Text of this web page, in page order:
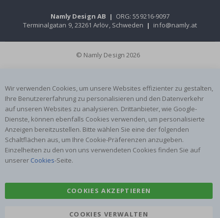
Namly Design AB | ORG: 559216-9097
Terminalgatan 9, 23261 Arlöv, Schweden | info@namly.at
© Namly Design 2026
Wir verwenden Cookies, um unsere Websites effizienter zu gestalten,
Ihre Benutzererfahrung zu personalisieren und den Datenverkehr
auf unseren Websites zu analysieren. Drittanbieter, wie Google-
Dienste, können ebenfalls Cookies verwenden, um personalisierte
Anzeigen bereitzustellen. Bitte wählen Sie eine der folgenden
Schaltflächen aus, um Ihre Cookie-Präferenzen anzugeben.
Einzelheiten zu den von uns verwendeten Cookies finden Sie auf
unserer Cookies-Seite.
COOKIES AKZEPTIEREN
COOKIES VERWALTEN